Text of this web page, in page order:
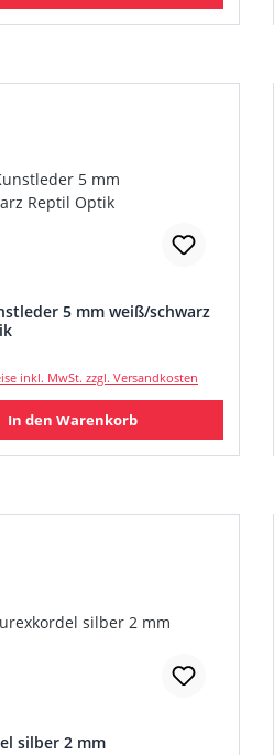
5 mm weiß/schwarz
Preis:
inkl. MwSt. zzgl. Versandkosten
In den Warenkorb
silber 2 mm